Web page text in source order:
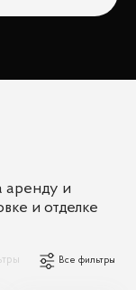
аренду и
и отделке
Все фильтры